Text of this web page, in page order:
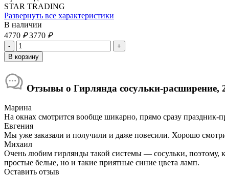
STAR TRADING
Развернуть все характеристики
В наличии
4770 ₽ 3770 ₽
Отзывы о Гирлянда сосульки-
Марина
На окнах смотрится вообще шикарно, прямо сразу праздник-
Евгения
Мы уже заказали и получили и даже повесили. Хорошо
Михаил
Очень любим гирлянды такой системы — сосульки, поэтому,
простые белые, но и такие приятные синие цвета ламп.
Оставить отзыв